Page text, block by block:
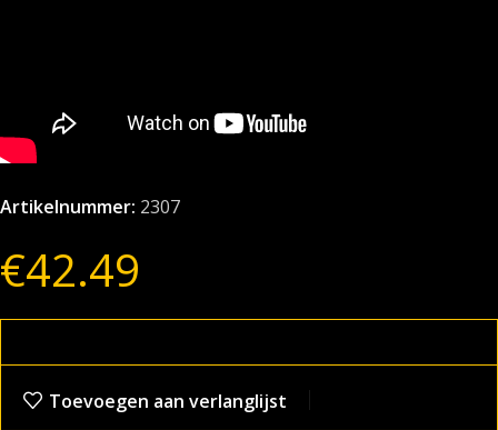
Artikelnummer: 2307
€42.49
Toevoegen aan verlanglijst